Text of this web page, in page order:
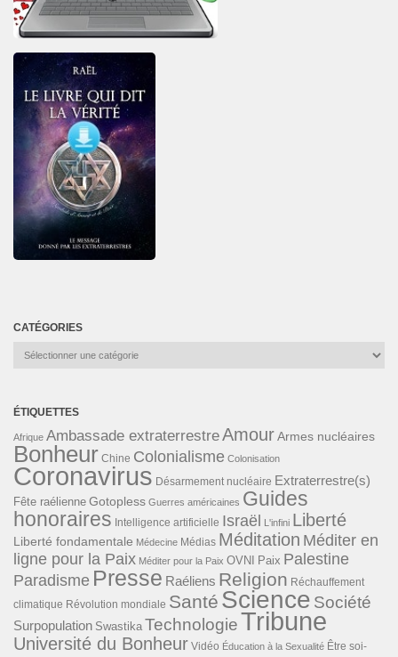
CATÉGORIES
Catégories
ÉTIQUETTES
Afrique Ambassade extraterrestreAmourArmes nucléaires
Bonheur Chine Colonialisme Colonisation
Coronavirus Désarmement nucléaire Extraterrestre(s)
Fête raélienne Gotopless Guerres américaines Guides
honoraires Intelligence artificielle Israël L'infini Liberté
Liberté fondamentale Médecine Médias Méditation Méditer en
ligne pour la Paix Méditer pour la Paix OVNI Paix Palestine
Paradisme Presse Raéliens Religion Réchauffement
climatique Révolution mondiale Santé Science Société
Surpopulation Swastika TechnologieTribune
Université du Bonheur Vidéo Éducation à la Sexualité Être soi-